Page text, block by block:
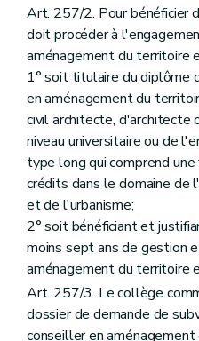
Art. 257/2. Pour bénéficier
doit procéder à
aménagement du territoire
1° soit titulaire du diplôme
en aménagement du
civil architecte, d'architecte
niveau universitaire ou de
type long qui comprend
crédits dans le domaine de
et de l'urbanisme;
2° soit bénéficiant et
moins sept ans de gestion
aménagement du territoire
Art. 257/3. Le collège
dossier de demande de
conseiller en